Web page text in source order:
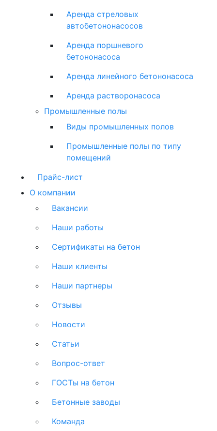
Аренда стреловых
автобетононасосов
Аренда поршневого
бетононасоса
Аренда линейного бетононасоса
Аренда растворонасоса
Промышленные полы
Виды промышленных полов
Промышленные полы по типу
помещений
Прайс-лист
О компании
Вакансии
Наши работы
Сертификаты на бетон
Наши клиенты
Наши партнеры
Отзывы
Новости
Статьи
Вопрос-ответ
ГОСТы на бетон
Бетонные заводы
Команда